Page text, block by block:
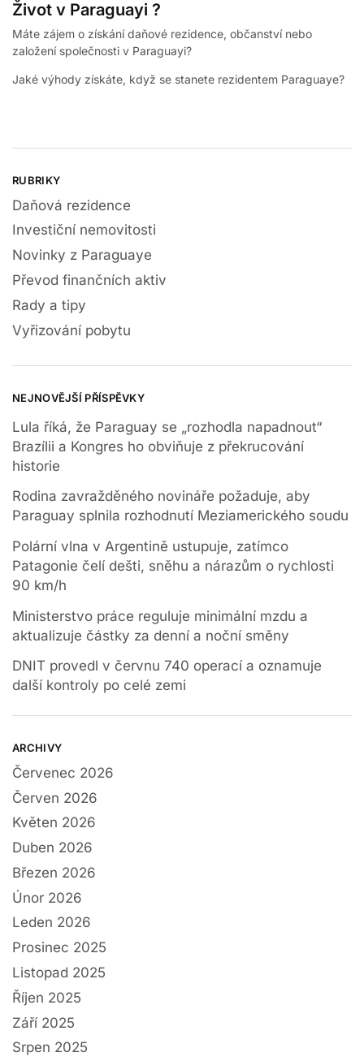
Život v Paraguayi ?
Máte zájem o získání daňové rezidence, občanství nebo
založení společnosti v Paraguayi?
Jaké výhody získáte, když se stanete rezidentem Paraguaye?
RUBRIKY
Daňová rezidence
Investiční nemovitosti
Novinky z Paraguaye
Převod finančních aktiv
Rady a tipy
Vyřizování pobytu
NEJNOVĚJŠÍ PŘÍSPĚVKY
Lula říká, že Paraguay se „rozhodla napadnout“
Brazílii a Kongres ho obviňuje z překrucování
historie
Rodina zavražděného novináře požaduje, aby
Paraguay splnila rozhodnutí Meziamerického soudu
Polární vlna v Argentině ustupuje, zatímco
Patagonie čelí dešti, sněhu a nárazům o rychlosti
90 km/h
Ministerstvo práce reguluje minimální mzdu a
aktualizuje částky za denní a noční směny
DNIT provedl v červnu 740 operací a oznamuje
další kontroly po celé zemi
ARCHIVY
Červenec 2026
Červen 2026
Květen 2026
Duben 2026
Březen 2026
Únor 2026
Leden 2026
Prosinec 2025
Listopad 2025
Říjen 2025
Září 2025
Srpen 2025